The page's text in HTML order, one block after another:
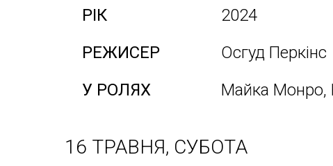
РІК
2024
РЕЖИСЕР
Осгуд Перкінс
У РОЛЯХ
Майка Монро,
16 ТРАВНЯ, СУБОТА